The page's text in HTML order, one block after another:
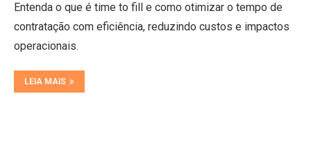
Entenda o que é time to fill e como otimizar o tempo de
contratação com eficiência, reduzindo custos e impactos
operacionais.
LEIA MAIS